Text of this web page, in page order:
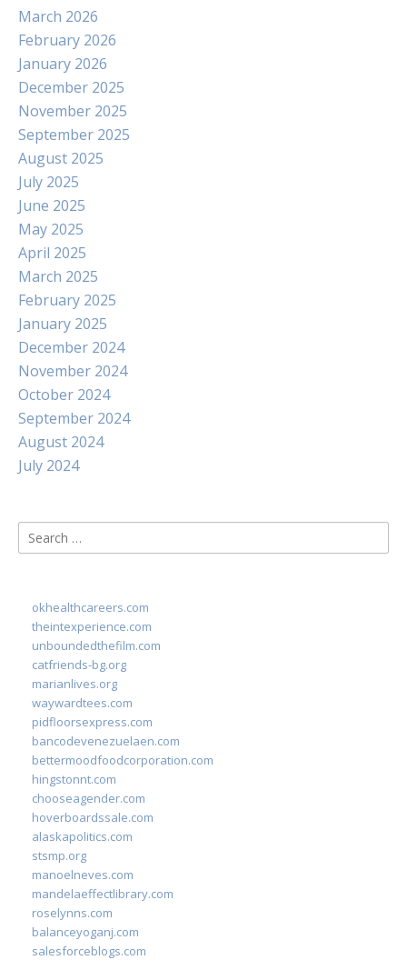
March 2026
February 2026
January 2026
December 2025
November 2025
September 2025
August 2025
July 2025
June 2025
May 2025
April 2025
March 2025
February 2025
January 2025
December 2024
November 2024
October 2024
September 2024
August 2024
July 2024
Search
for:
okhealthcareers.com
theintexperience.com
unboundedthefilm.com
catfriends-bg.org
marianlives.org
waywardtees.com
pidfloorsexpress.com
bancodevenezuelaen.com
bettermoodfoodcorporation.com
hingstonnt.com
chooseagender.com
hoverboardssale.com
alaskapolitics.com
stsmp.org
manoelneves.com
mandelaeffectlibrary.com
roselynns.com
balanceyoganj.com
salesforceblogs.com